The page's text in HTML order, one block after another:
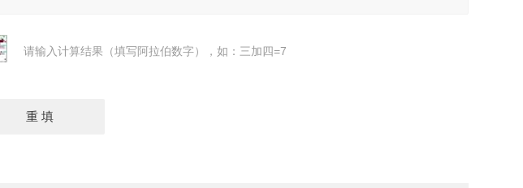
请输入计算结果（填写阿拉伯数字），如：三加四=7